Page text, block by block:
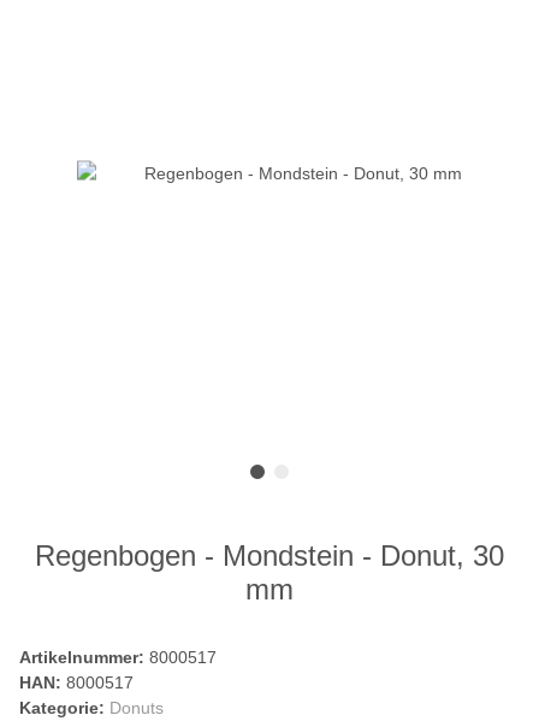
Regenbogen - Mondstein - Donut, 30
mm
Artikelnummer: 8000517
HAN: 8000517
Kategorie: Donuts